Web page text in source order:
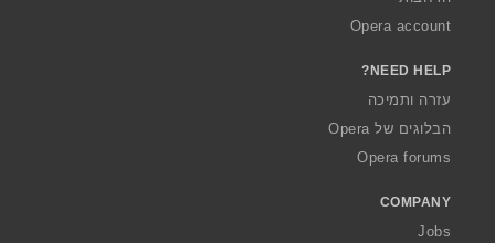
Opera account
NEED HELP?
עזרה ותמיכה
הבלוגים של Opera
Opera forums
COMPANY
Jobs